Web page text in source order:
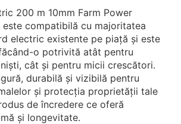
200 m 10mm Farm Power
este compatibilă cu majoritatea
electric existente pe piață și este
o potrivită atât pentru
cât și pentru micii crescători.
durabilă și vizibilă pentru
și protecția proprietății tale
de încredere ce oferă
și longevitate.